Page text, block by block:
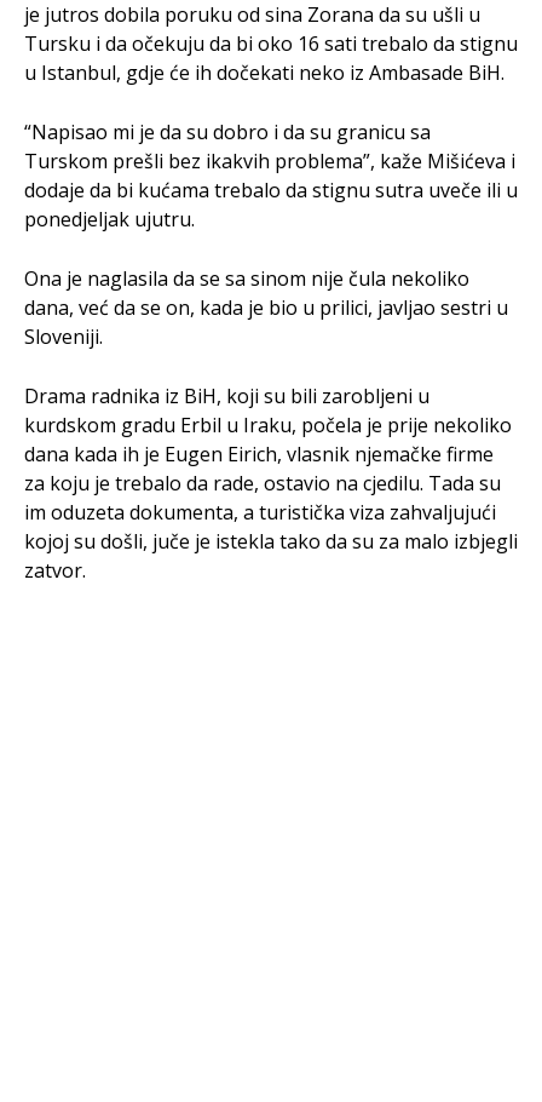
je jutros dobila poruku od sina Zorana da su ušli u
Tursku i da očekuju da bi oko 16 sati trebalo da stignu
u Istanbul, gdje će ih dočekati neko iz Ambasade BiH.
“Napisao mi je da su dobro i da su granicu sa
Turskom prešli bez ikakvih problema”, kaže Mišićeva i
dodaje da bi kućama trebalo da stignu sutra uveče ili u
ponedjeljak ujutru.
Ona je naglasila da se sa sinom nije čula nekoliko
dana, već da se on, kada je bio u prilici, javljao sestri u
Sloveniji.
Drama radnika iz BiH, koji su bili zarobljeni u
kurdskom gradu Erbil u Iraku, počela je prije nekoliko
dana kada ih je Eugen Eirich, vlasnik njemačke firme
za koju je trebalo da rade, ostavio na cjedilu. Tada su
im oduzeta dokumenta, a turistička viza zahvaljujući
kojoj su došli, juče je istekla tako da su za malo izbjegli
zatvor.